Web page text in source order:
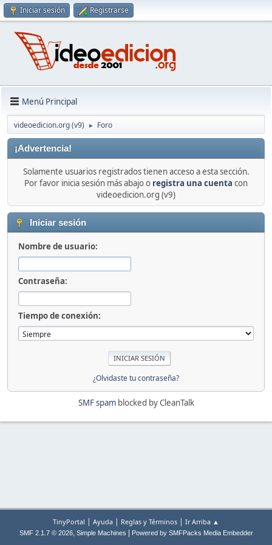
Iniciar sesión Registrarse
Menú Principal
videoedicion.org (v9) ► Foro
¡Advertencia!
Solamente usuarios registrados tienen acceso a esta sección.
Por favor inicia sesión más abajo o registra una cuenta con
videoedicion.org (v9)
Iniciar sesión
Nombre de usuario:
Contraseña:
Tiempo de conexión:
¿Olvidaste tu contraseña?
SMF spamblocked by CleanTalk
TinyPortal | Ayuda | Reglas y Términos | Ir Arriba ▲
SMF 2.1.7 © 2026, Simple Machines Powered by SMFPacks Media Embedder